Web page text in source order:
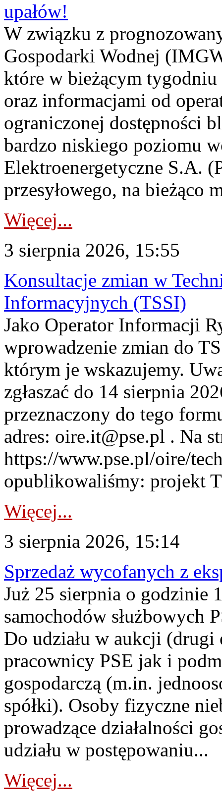
upałów!
W związku z
Gospodarki Wodnej
które w bieżącym tygodniu
oraz informacjami od
ograniczonej dostępności
bardzo niskiego poziomu
Elektroenergetyczne S.A.
przesyłowego, na bieżąco
Więcej...
3 sierpnia 2026, 15:55
Konsultacje zmian w
Informacyjnych (TSSI)
Jako Operator Informacji
wprowadzenie zmian do
którym je wskazujemy.
zgłaszać do 14 sierpnia
przeznaczony do tego
adres: oire.it@pse.pl . Na
https://www.pse.pl/oire/
opublikowaliśmy: projekt
Więcej...
3 sierpnia 2026, 15:14
Sprzedaż wycofanych z
Już 25 sierpnia o godzinie
samochodów służbowych
Do udziału w aukcji (drugi
pracownicy PSE jak i
gospodarczą (m.in.
spółki). Osoby fizyczne
prowadzące działalności
udziału w postępowaniu...
Więcej...